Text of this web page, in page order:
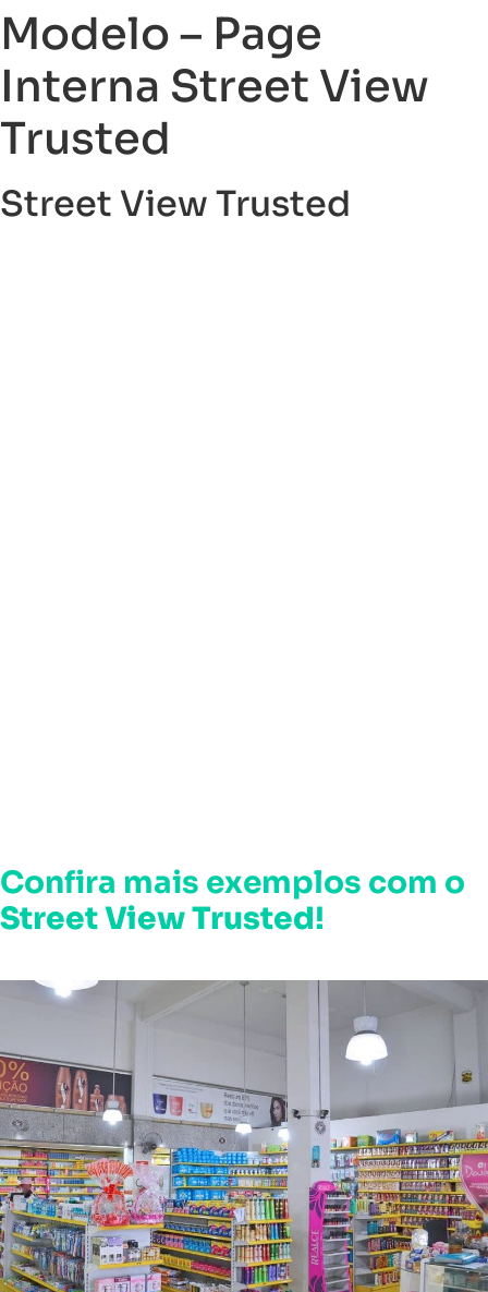
Modelo – Page
Interna Street View
Trusted
Street View Trusted
Confira mais exemplos com o
Street View Trusted!